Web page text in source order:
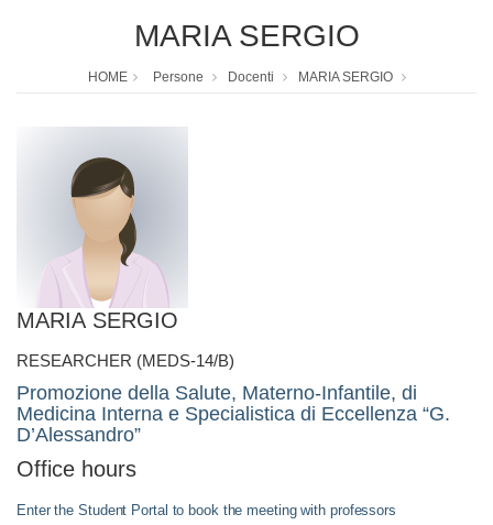
MARIA SERGIO
HOME Persone Docenti MARIA SERGIO
MARIA SERGIO
RESEARCHER (MEDS-14/B)
Promozione della Salute, Materno-Infantile, di
Medicina Interna e Specialistica di Eccellenza “G.
D’Alessandro”
Office hours
Enter the Student Portal to book the meeting with professors